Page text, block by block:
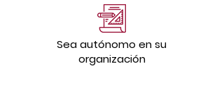
Sea autónomo en su
organización